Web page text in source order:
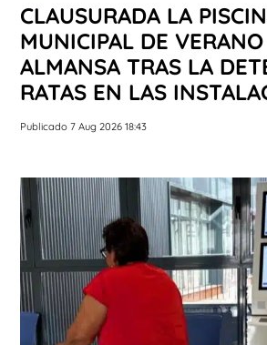
CLAUSURADA LA
MUNICIPAL DE
ALMANSA TRAS LA
RATAS EN LAS
Publicado 7 Aug 2026 18:43